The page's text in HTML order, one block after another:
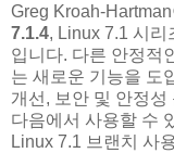
Greg Kroah-
7.1.4, Linux 7.1 시리
입니다. 다른 안정적
는 새로운 기능을 도
개선, 보안 및 안정
다음에서 사용할 수
Linux 7.1 브랜치 사